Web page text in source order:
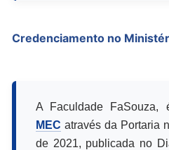
Credenciamento no
A Faculdade FaSouza,
MEC através da Portaria
de 2021, publicada no